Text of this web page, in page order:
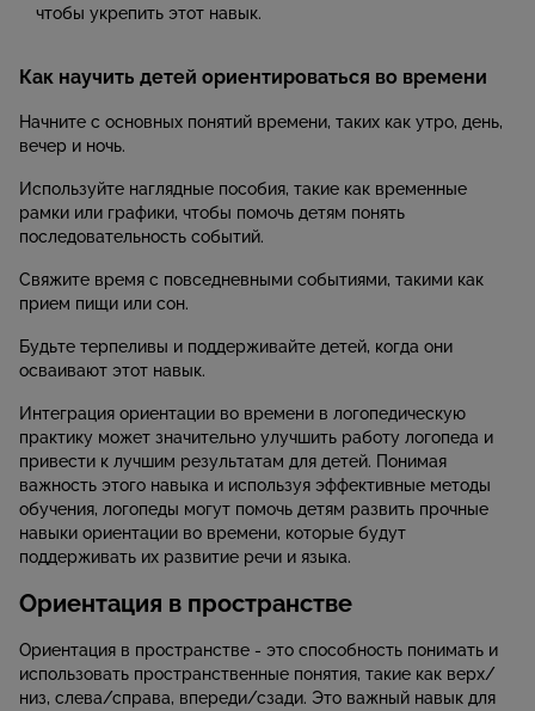
чтобы укрепить этот навык.
Как научить детей ориентироваться во времени
Начните с основных понятий времени, таких как утро, день,
вечер и ночь.
Используйте наглядные пособия, такие как временные
рамки или графики, чтобы помочь детям понять
последовательность событий.
Свяжите время с повседневными событиями, такими как
прием пищи или сон.
Будьте терпеливы и поддерживайте детей, когда они
осваивают этот навык.
Интеграция ориентации во времени в логопедическую
практику может значительно улучшить работу логопеда и
привести к лучшим результатам для детей. Понимая
важность этого навыка и используя эффективные методы
обучения, логопеды могут помочь детям развить прочные
навыки ориентации во времени, которые будут
поддерживать их развитие речи и языка.
Ориентация в пространстве
Ориентация в пространстве - это способность понимать и
использовать пространственные понятия, такие как верх/
низ, слева/справа, впереди/сзади. Это важный навык для